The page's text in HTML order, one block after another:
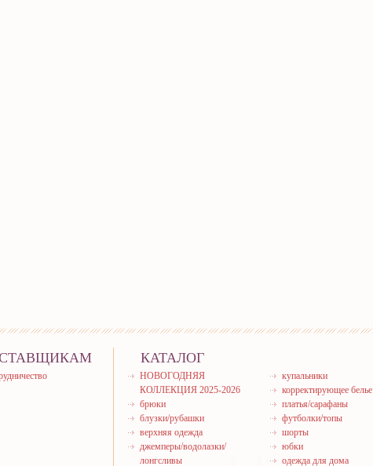
КАТАЛОГ
НОВОГОДНЯЯ
КОЛЛЕКЦИЯ 2025-2026
брюки
блузки/рубашки
верхняя одежда
джемперы/водолазки/
лонгсливы
купальники
корректирующее белье
платья/сарафаны
футболки/топы
шорты
юбки
одежда для дома